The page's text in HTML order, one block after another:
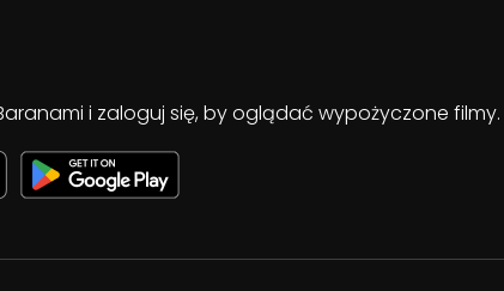
i zaloguj się, by oglądać wypożyczone filmy.